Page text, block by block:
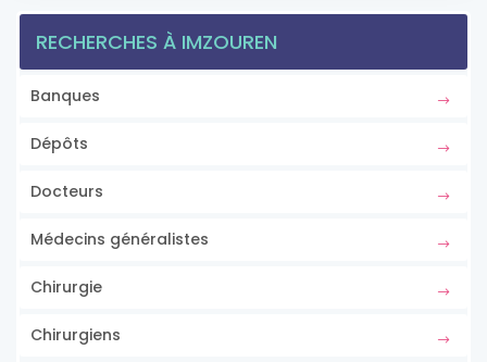
RECHERCHES À IMZOUREN
Banques
Dépôts
Docteurs
Médecins généralistes
Chirurgie
Chirurgiens